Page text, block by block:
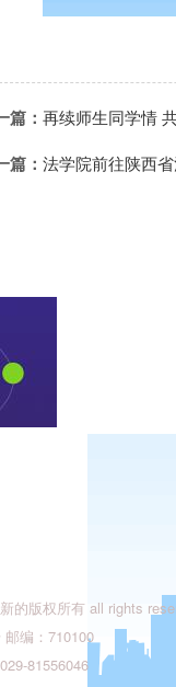
篇： 再续师生同学情
篇： 法学院前往陕西
的版权所有 all rights
编：710100
81556046